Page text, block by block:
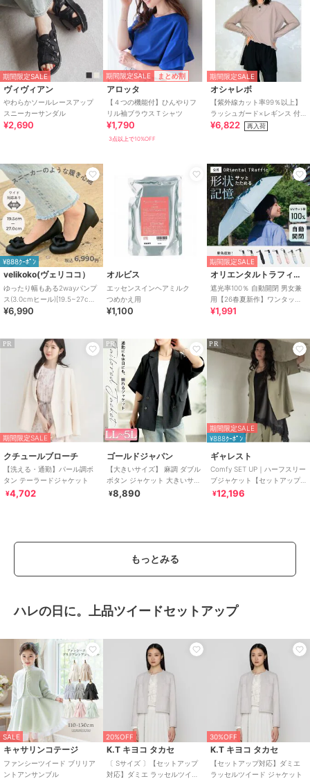
期間限定SALE
ヴィヴィアン
やわらかソールレースアップ
スニーカーサンダル
¥2,690
期間限定SALE まとめ割
アロッタ
【４つの機能付】ひんやりフ
リル袖ブラウスＴシャツ
¥1,790
3点以上で10%OFF
期間限定SALE
オシャレボ
【紫外線カット率99％以上】
ラッシュガード×レギンス 付
き タンキニ
¥6,822 再入荷
¥888ｸｰﾎﾟﾝ
velikoko(ヴェリココ）
ゆったり幅もある2wayパンプ
ス(3.0cmヒール)[19.5~27cm]
ラクチンきれいシューズ
¥6,990
オルビス
エッセンスインヘアミルク
つめかえ用
¥1,100
期間限定SALE
オリエンタルトラフィック
遮光率100％ 自動開閉 男女兼
用【26春夏新作】ワンタッチ
晴雨兼用 折りたたみ傘 /G-
¥1,991
PR
期間限定SALE
クチュールブローチ
【洗える・通勤】パール調ボ
タン テーラードジャケット
¥4,702
PR
ゴールドジャパン
【大きいサイズ】 麻調 ダブル
ボタン ジャケット 大きいサイ
ズ レディース アウター ジャケ
¥8,890
PR
期間限定SALE
¥888ｸｰﾎﾟﾝ
ギャレスト
Comfy SET UP｜ハーフスリー
ブジャケット【セットアップ
対応／通勤／接触冷感／UVカ
¥12,196
もっとみる
ハレの日に。上品ツイードセットアップ
SALE
キャサリンコテージ
ファンシーツイード ブリリア
ントアンサンブル
20%OFF
K.T キヨコ タカセ
〔 Sサイズ 〕【セットアップ
対応】ダミエ ラッセルツイー
30%OFF
K.T キヨコ タカセ
【セットアップ対応】ダミエ
ラッセルツイード ジャケット